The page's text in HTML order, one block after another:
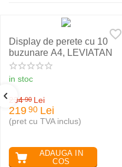
Display de perete cu 10
buzunare A4, LEVIATAN
in stoc
234 90 Lei
219 90 Lei
(pret cu TVA inclus)
ADAUGA IN
COS